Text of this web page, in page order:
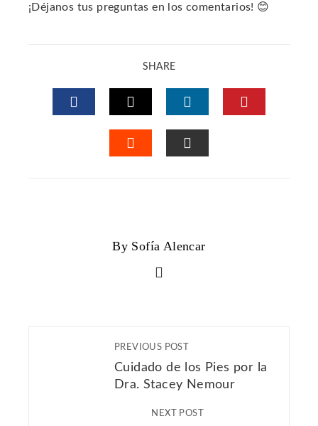
¡Déjanos tus preguntas en los comentarios! 😊
SHARE
FACEBOOKTWITTERLINKEDIN
By Sofía Alencar
PREVIOUS POST
Cuidado de los Pies por la
Dra. Stacey Nemour
NEXT POST